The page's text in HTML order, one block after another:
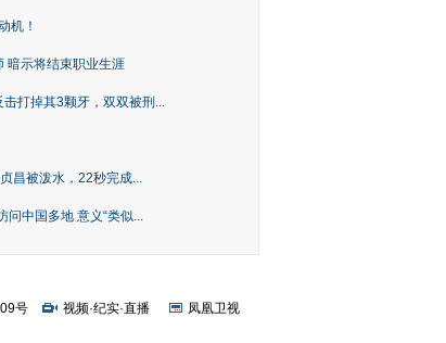
机！
暗示将结束职业生涯
打掉其3颗牙，双双被刑...
昌被泼水，22秒完成...
问中国多地 意义“类似...
号 视频·纪实·直播
凤凰卫视